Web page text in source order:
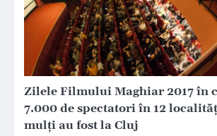
Zilele Filmului Maghiar 2017 în
7.000 de spectatori în 12
mulţi au fost la Cluj